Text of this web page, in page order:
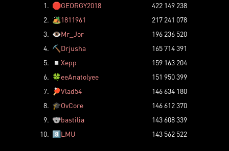
1. 🛑GEORGY2018
422 149 238
2. 🏕️1811961
217 241 078
3. 👁️Mr_Jor
196 236 520
4. ⛏️ Drjusha
165 714 391
5.
◽ Xepp
159 163 204
6. 🍀eeAnatolyee
151 950 399
7.
🏓Vlad54
146 634 180
8. 🎓OvCore
146 612 370
9. 🐨bastilia
143 608 339
10. 8️⃣LMU 143 562 522